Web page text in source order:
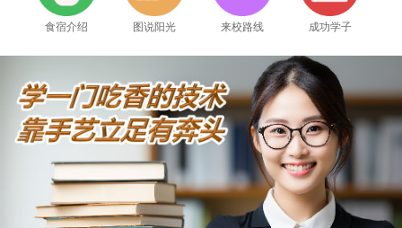
食宿介绍 图说阳光 来校路线 成功学子